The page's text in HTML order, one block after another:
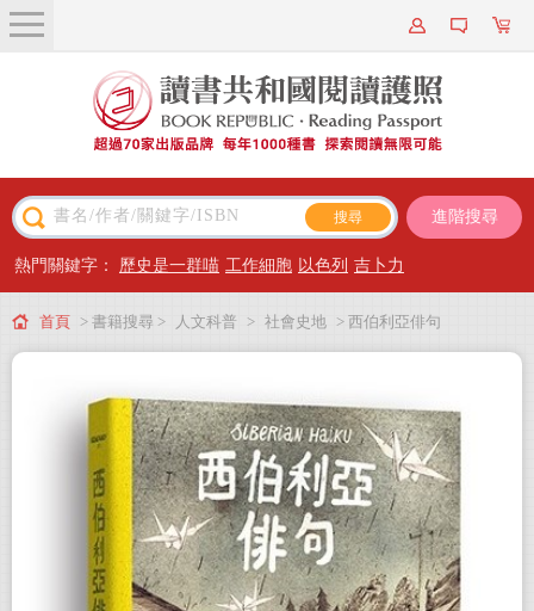
關於我們
近期新書
主題閱讀
出版專區
會員專屬
會員儲值方案
進階搜尋
熱門關鍵字： 歷史是一群喵 工作細胞 以色列 吉卜力
首頁 > 書籍搜尋 > 人文科普 > 社會史地 > 西伯利亞俳句